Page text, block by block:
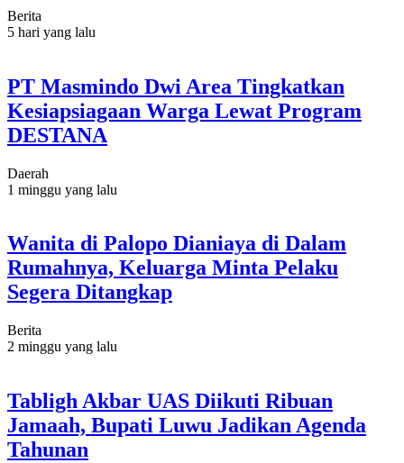
Berita
5 hari yang lalu
PT Masmindo Dwi Area Tingkatkan
Kesiapsiagaan Warga Lewat Program
DESTANA
Daerah
1 minggu yang lalu
Wanita di Palopo Dianiaya di Dalam
Rumahnya, Keluarga Minta Pelaku
Segera Ditangkap
Berita
2 minggu yang lalu
Tabligh Akbar UAS Diikuti Ribuan
Jamaah, Bupati Luwu Jadikan Agenda
Tahunan